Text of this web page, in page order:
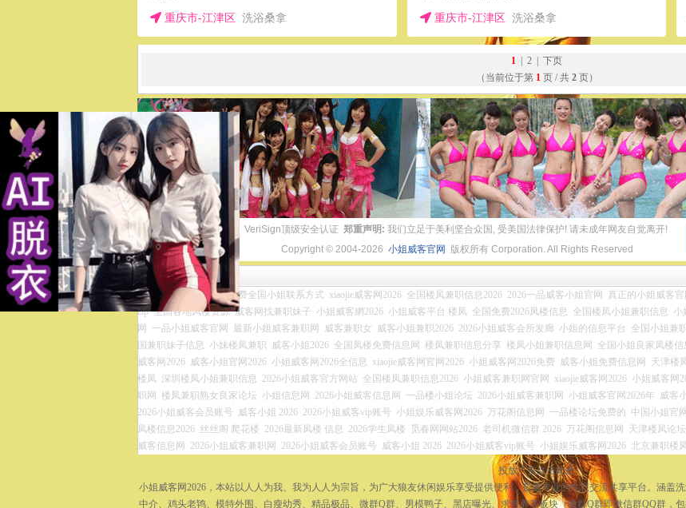
重庆市-江津区 洗浴桑拿 重庆市-江津区洗浴桑拿
1 2
下页
（当前位于第 1页 / 共 2页）
VeriSign顶级安全认证 郑重声明: 我们立足于美利坚合众国, 受美国法律保护! 请未成年网友自觉离开!
Copyright © 2004-2026 小姐威客官网 版权所有 Corporation. All Rights Reserved
友情链接
小姐威客兼职网官网 免费全国小姐联系方式 xiaojie威客网2026 全国楼凤兼职信息2026 2026一品威客小姐官网 真正的小姐威客官
zip 全国各地凤楼资源 威客网找兼职妹子 小姐威客網2026 小姐威客平台 楼凤 全国免费2026凤楼信息 全国楼凤小姐兼职信息 小
网
一品小姐威客官网 最新小姐威客兼职网 威客兼职女 威客小姐兼职2026 2026小姐威客会所发廊 小姐的信息平台 全国小姐兼
国兼职妹子信息 小妹楼凤兼职 威客小姐2026 全国凤楼免费信息网 楼凤兼职信息分享 楼凤小姐兼职信息网 全国小姐良家凤楼信
威客网2026 威客小姐官网2026 小姐威客网2026全信息 xiaojie威客网官网2026 小姐威客网2026免费 威客小姐免费信息网 天津楼
楼凤 深圳楼凤小姐兼职信息 2026小姐威客官方网站 全国楼凤兼职信息2026 小姐威客兼职网官网 xiaojie威客网2026 小姐威客网
职网
楼凤兼职熟女良家论坛 小姐信息网 2026小姐威客信息网 一品楼小姐论坛 2026小姐威客兼职网 小姐威客官网2026年 威客
2026小姐威客会员账号 威客小姐 2026 2026小姐威客vip账号 小姐娱乐威客网2026 万花阁信息网 一品楼论坛免费的 中国小姐官
凤楼信息2026 丝丝阁 爬花楼 2026最新凤楼 信息 2026学生凤楼 觅春网网站2026 老司机微信群 2026 万花阁信息网 天津楼凤论
威客信息网
2026小姐威客兼职网 2026小姐威客会员账号 威客小姐 2026 2026小姐威客vip账号 小姐娱乐威客网2026 北京兼职楼
投放广告点击此处
小姐威客网2026，本站以人人为我、我为人人为宗旨，为广大狼友休闲娱乐享受提供便利，是最专业的性息交流共享平台。涵盖
中介、鸡头老鸨、模特外围、白瘦幼秀、精品极品、微群Q群、男模鸭子、黑店曝光、求包养等板块（微群Q群即微信群QQ群，